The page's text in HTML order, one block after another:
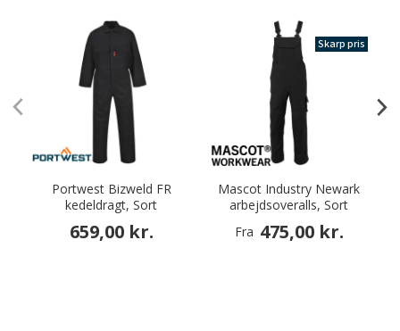
Portwest Bizweld FR
kedeldragt, Sort
659,00 kr.
Skarp pris
Mascot Industry Newark
arbejdsoveralls, Sort
Fra 475,00 kr.